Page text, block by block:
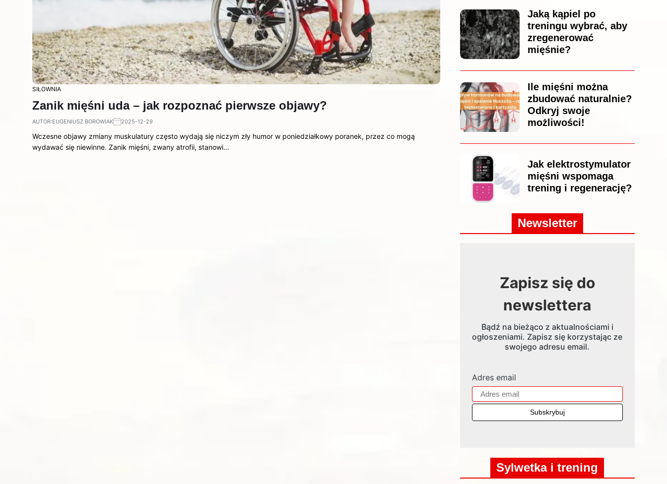
SIŁOWNIA
Zanik mięśni uda – jak rozpoznać pierwsze objawy?
AUTOR:EUGENIUSZ BOROWIAK 2025-12-29
Wczesne objawy zmiany muskulatury często wydają się niczym zły humor w poniedziałkowy poranek, przez co mogą
wydawać się niewinne. Zanik mięśni, zwany atrofii, stanowi…
Jaką kąpiel po
treningu wybrać, aby
zregenerować
mięśnie?
Ile mięśni można
zbudować naturalnie?
Odkryj swoje
możliwości!
Jak elektrostymulator
mięśni wspomaga
trening i regenerację?
Newsletter
Zapisz się do
newslettera
Bądź na bieżąco z aktualnościami i
ogłoszeniami. Zapisz się korzystając ze
swojego adresu email.
Adres email
Sylwetka i trening